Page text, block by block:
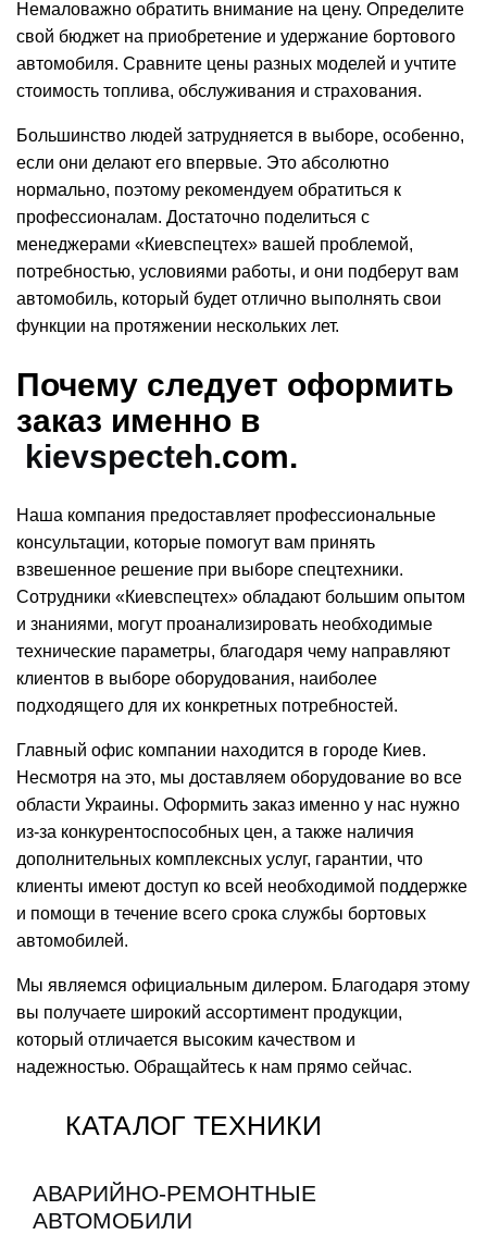
Немаловажно обратить внимание на цену. Определите
свой бюджет на приобретение и удержание бортового
автомобиля. Сравните цены разных моделей и учтите
стоимость топлива, обслуживания и страхования.
Большинство людей затрудняется в выборе, особенно,
если они делают его впервые. Это абсолютно
нормально, поэтому рекомендуем обратиться к
профессионалам. Достаточно поделиться с
менеджерами «Киевспецтех» вашей проблемой,
потребностью, условиями работы, и они подберут вам
автомобиль, который будет отлично выполнять свои
функции на протяжении нескольких лет.
Почему следует оформить
заказ именно в
kievspecteh.com.
Наша компания предоставляет профессиональные
консультации, которые помогут вам принять
взвешенное решение при выборе спецтехники.
Сотрудники «Киевспецтех» обладают большим опытом
и знаниями, могут проанализировать необходимые
технические параметры, благодаря чему направляют
клиентов в выборе оборудования, наиболее
подходящего для их конкретных потребностей.
Главный офис компании находится в городе Киев.
Несмотря на это, мы доставляем оборудование во все
области Украины. Оформить заказ именно у нас нужно
из-за конкурентоспособных цен, а также наличия
дополнительных комплексных услуг, гарантии, что
клиенты имеют доступ ко всей необходимой поддержке
и помощи в течение всего срока службы бортовых
автомобилей.
Мы являемся официальным дилером. Благодаря этому
вы получаете широкий ассортимент продукции,
который отличается высоким качеством и
надежностью. Обращайтесь к нам прямо сейчас.
КАТАЛОГ ТЕХНИКИ
АВАРИЙНО-РЕМОНТНЫЕ
АВТОМОБИЛИ